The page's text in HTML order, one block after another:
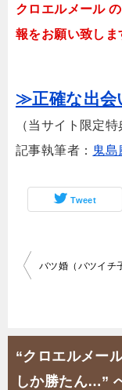
クロエルメール
報をお願い致しま
≫正確な出会
（当サイト限定特
記事執筆者： 鬼島
Tweet
投
ビ
ゲ
“クロエルメー
しか勝たん…”